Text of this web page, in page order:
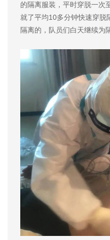
的隔离服装，平时穿脱一次
就了平均10多分钟快速穿脱
隔离的，队员们白天继续为